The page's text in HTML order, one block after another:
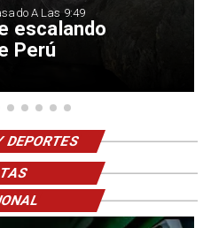
escalando
Perú
A Las 9:49
DEPORTES